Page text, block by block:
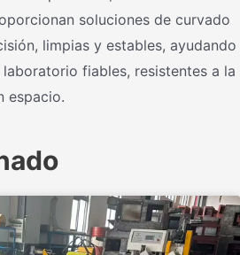
soluciones de curvado
limpias y estables, ayudando
fiables, resistentes a la
espacio.